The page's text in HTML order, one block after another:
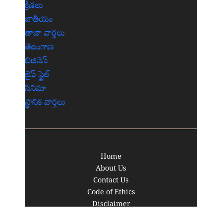
క్రీడలు
జాతీయం
తాజా వార్తలు
తెలంగాణ
బిజినెస్
లైఫ్ స్టైల్
సినిమా
స్థానిక వార్తలు
Home
About Us
Contact Us
Code of Ethics
Disclaimer